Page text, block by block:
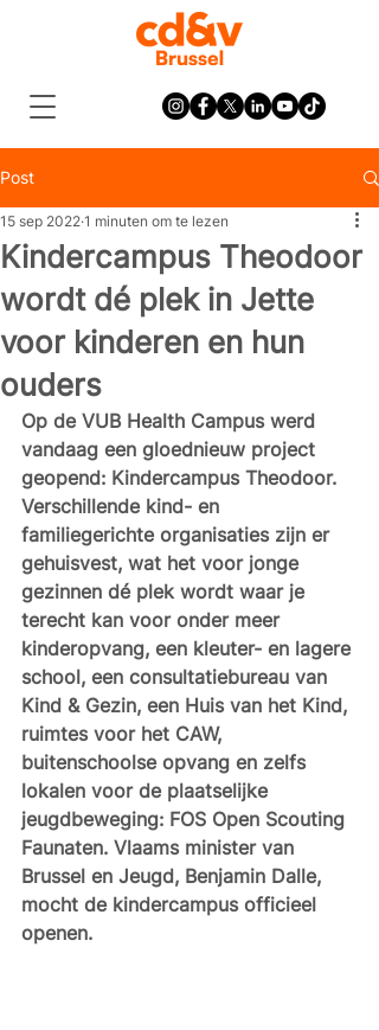
Post
Kindercampus Theodoor
wordt dé plek in Jette
voor kinderen en hun
ouders
15 sep 2022 1 minuten om te lezen
Op de VUB Health Campus werd
vandaag een gloednieuw project
geopend: Kindercampus Theodoor.
Verschillende kind- en
familiegerichte organisaties zijn er
gehuisvest, wat het voor jonge
gezinnen dé plek wordt waar je
terecht kan voor onder meer
kinderopvang, een kleuter- en lagere
school, een consultatiebureau van
Kind & Gezin, een Huis van het Kind,
ruimtes voor het CAW,
buitenschoolse opvang en zelfs
lokalen voor de plaatselijke
jeugdbeweging: FOS Open Scouting
Faunaten. Vlaams minister van
Brussel en Jeugd, Benjamin Dalle,
mocht de kindercampus officieel
openen.